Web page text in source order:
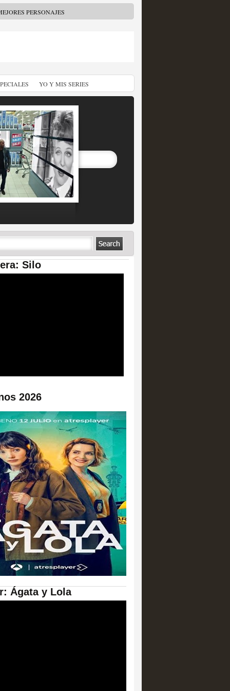
PERSONAJES
YO Y MIS SERIES
Silo
2026
Ágata y Lola